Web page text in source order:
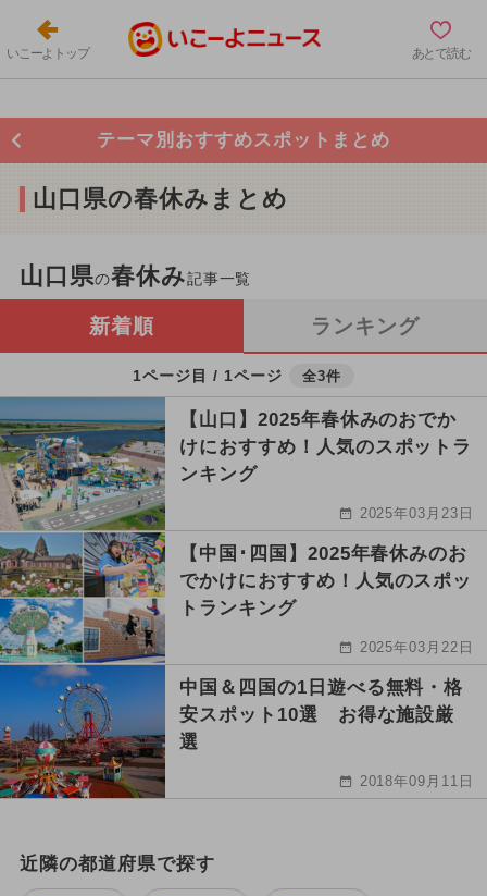
いこーよトップ あとで読む
テーマ別おすすめスポットまとめ
山口県の春休みまとめ
山口県の春休み記事一覧
新着順 ランキング
1ページ目 / 1ページ 全3件
【山口】2025年春休みのおでか
けにおすすめ！人気のスポットラ
ンキング
2025年03月23日
【中国･四国】2025年春休みのお
でかけにおすすめ！人気のスポッ
トランキング
2025年03月22日
中国＆四国の1日遊べる無料・格
安スポット10選 お得な施設厳
選
2018年09月11日
近隣の都道府県で探す